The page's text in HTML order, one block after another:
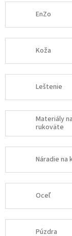
EnZo
Koža
Leštenie
Materiály na
rukoväte
Náradie na
Oceľ
Púzdra